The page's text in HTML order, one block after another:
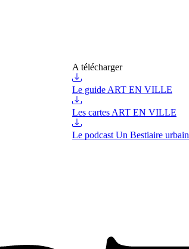
A télécharger
Le guide ART EN VILLE
Les cartes ART EN VILLE
Le podcast Un Bestiaire urbain